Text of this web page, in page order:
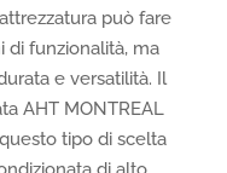
può fare
di funzionalità, ma
e versatilità. Il
AHT MONTREAL
tipo di scelta